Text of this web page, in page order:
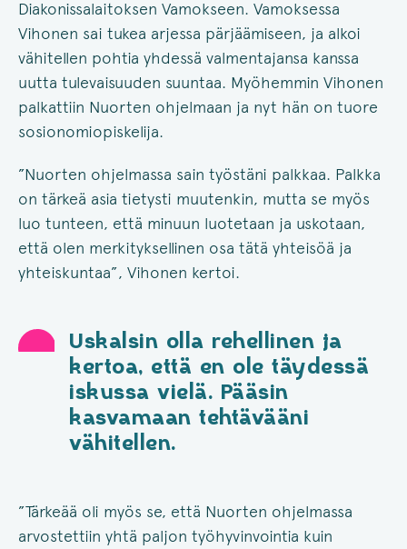
Diakonissalaitoksen Vamokseen. Vamoksessa
Vihonen sai tukea arjessa pärjäämiseen, ja alkoi
vähitellen pohtia yhdessä valmentajansa kanssa
uutta tulevaisuuden suuntaa. Myöhemmin Vihonen
palkattiin Nuorten ohjelmaan ja nyt hän on tuore
sosionomiopiskelija.
”Nuorten ohjelmassa sain työstäni palkkaa. Palkka
on tärkeä asia tietysti muutenkin, mutta se myös
luo tunteen, että minuun luotetaan ja uskotaan,
että olen merkityksellinen osa tätä yhteisöä ja
yhteiskuntaa”, Vihonen kertoi.
Uskalsin olla rehellinen ja
kertoa, että en ole täydessä
iskussa vielä. Pääsin
kasvamaan tehtävääni
vähitellen.
”Tärkeää oli myös se, että Nuorten ohjelmassa
arvostettiin yhtä paljon työhyvinvointia kuin